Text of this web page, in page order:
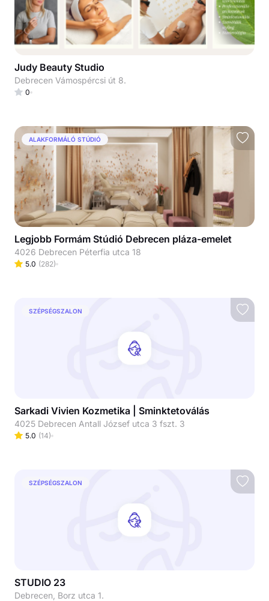
Judy Beauty Studio
Debrecen Vámospércsi út 8.
0
ALAKFORMÁLÓ STÚDIÓ
Legjobb Formám Stúdió Debrecen pláza-emelet
4026 Debrecen Péterfia utca 18
5.0 (282)
SZÉPSÉGSZALON
Sarkadi Vivien Kozmetika | Sminktetoválás
4025 Debrecen Antall József utca 3 fszt. 3
5.0 (14)
SZÉPSÉGSZALON
STUDIO 23
Debrecen, Borz utca 1.